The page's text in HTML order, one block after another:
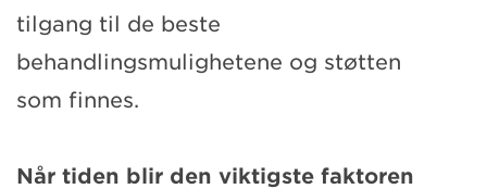
tilgang til de beste
behandlingsmulighetene og støtten
som finnes.
Når tiden blir den viktigste faktoren